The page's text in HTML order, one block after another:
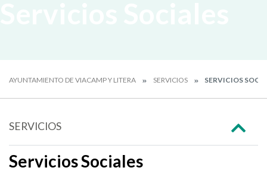
AYUNTAMIENTO DE VIACAMP Y LITERA SERVICIOS SERVICIOS
SERVICIOS
Servicios Sociales